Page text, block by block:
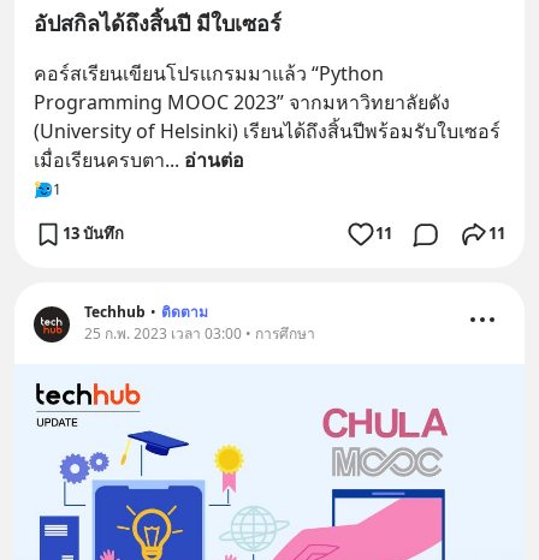
อัปสกิลได้ถึงสิ้นปี มีใบเซอร์
คอร์สเรียนเขียนโปรแกรมมาแล้ว “Python
Programming MOOC 2023” จากมหาวิทยาลัยดัง
(University of Helsinki) เรียนได้ถึงสิ้นปีพร้อมรับใบเซอร์
เมื่อเรียนครบตา... อ่านต่อ
1
13 บันทึก 11 11
Techhub • ติดตาม
25 ก.พ. 2023 เวลา 03:00 • การศึกษา